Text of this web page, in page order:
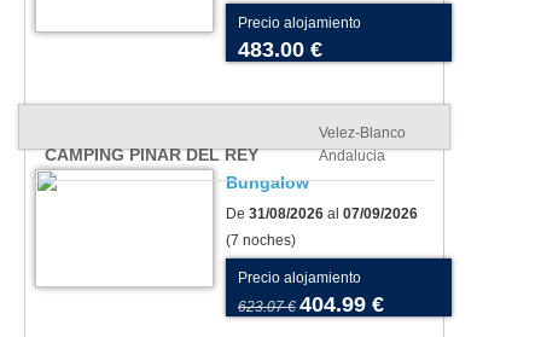
Precio alojamiento
483.00 €
CAMPING PINAR DEL REY
Velez-Blanco
Andalucia
Bungalow
De 31/08/2026 al 07/09/2026
(7 noches)
Precio alojamiento
623.07 € 404.99 €